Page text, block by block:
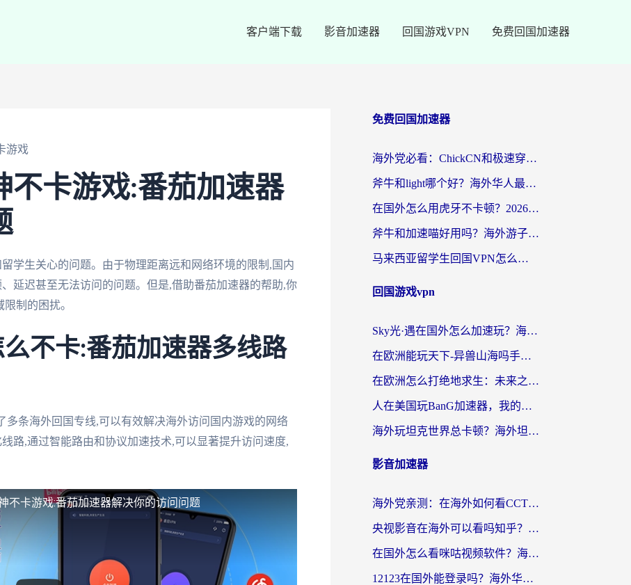
客户端下载 影音加速器 回国游戏VPN 免费回国加速器
游戏
不卡游戏:番茄加速器
学生关心的问题。由于物理距离远和网络环境的限制,国内
延迟甚至无法访问的问题。但是,借助番茄加速器的帮助,你
制的困扰。
不卡:番茄加速器多线路
多条海外回国专线,可以有效解决海外访问国内游戏的网络
路,通过智能路由和协议加速技术,可以显著提升访问速度,
不卡游戏:番茄加速器解决你的访问问题
免费回国加速器
海外党必看：ChickCN和极速穿梭VPN好用吗？3招教你选对回国加速器无缝刷国内资源
斧牛和light哪个好？海外华人最关心的回国加速器选择难题，一篇讲透
在国外怎么用虎牙不卡顿？2026海外华人亲测有效的回国加速器选择指南
斧牛和加速喵好用吗？海外游子的真实选择困境
马来西亚留学生回国VPN怎么选？3个避坑点+1款实测好用的加速器推荐
回国游戏vpn
Sky光·遇在国外怎么加速玩？海外党亲测有效的国服游戏加速指南
在欧洲能玩天下-异兽山海吗手游？海外玩家的加速器生存指南
在欧洲怎么打绝地求生：未来之役不卡？留学生亲测的加速器避坑指南
人在美国玩BanG加速器，我的延迟终于绿了
海外玩坦克世界总卡顿？海外坦克世界加速器有哪些？实测好用的选择在这里
影音加速器
海外党亲测：在海外如何看CCTV？告别“仅限大陆播放”的实用指南
央视影音在海外可以看吗知乎？留学生亲测：3步解决地域限制+追剧自由
在国外怎么看咪咕视频软件？海外党亲测有效的回国加速方案
12123在国外能登录吗？海外华人必看的回国加速实用指南